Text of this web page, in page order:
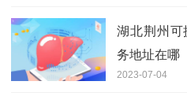
湖北荆州可
务地址在哪
2023-07-04